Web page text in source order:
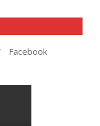
Facebook